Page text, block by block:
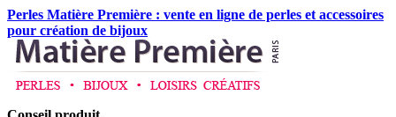
Perles Matière Première : vente en ligne de perles et accessoires
pour création de bijoux